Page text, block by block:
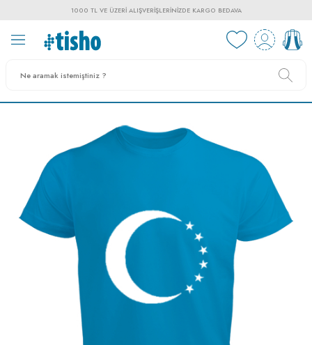
1000 TL VE ÜZERI ALIŞVERIŞLERINIZDE KARGO BEDAVA